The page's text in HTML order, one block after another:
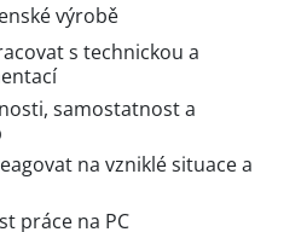
výrobě
s technickou a
samostatnost a
na vzniklé situace a
práce na PC